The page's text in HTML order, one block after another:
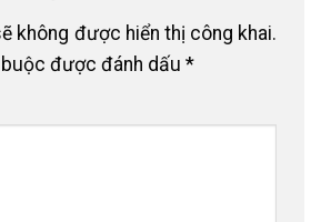
không được hiển thị công khai.
được đánh dấu *